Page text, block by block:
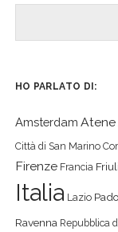
HO PARLATO DI:
Amsterdam Atene
Città di San Marino
Firenze Francia
Italia Lazio
Ravenna Repubblica